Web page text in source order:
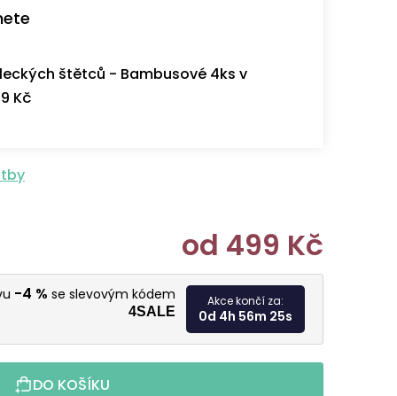
štětců - Bambusové 4ks v
Kč
od 499 Kč
Měrná
-4 % se slevovým kódem
4SALE
Akce končí za:
0d 4h 56m 24s
DO KOŠÍKU